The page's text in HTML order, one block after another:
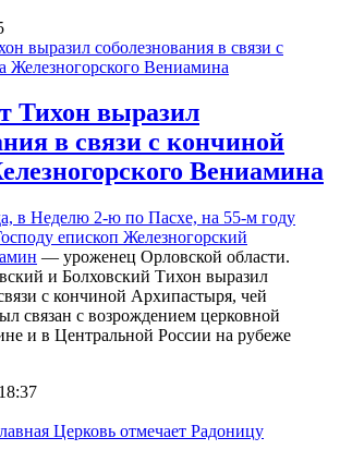
Тихон выразил
в связи с кончиной
Вениамина
в Неделю 2-ю по Пасхе, на 55-м году
епископ Железногорский
— уроженец Орловской области.
и Болховский Тихон выразил
с кончиной Архипастыря, чей
связан с возрождением церковной
и в Центральной России на рубеже